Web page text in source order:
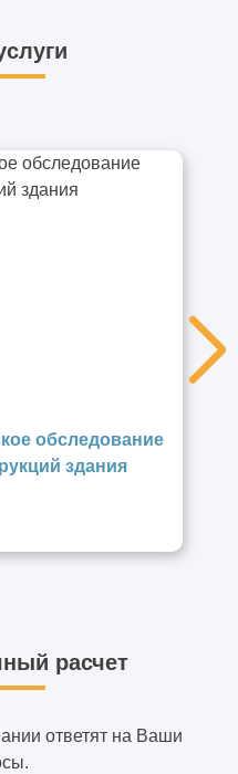
обследование
здания
расчет
ответят на Ваши